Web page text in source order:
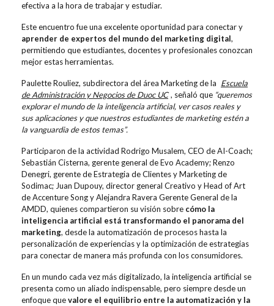
efectiva a la hora de trabajar y estudiar.
Este encuentro fue una excelente oportunidad para conectar y
aprender de expertos del mundo del marketing digital,
permitiendo que estudiantes, docentes y profesionales conozcan
mejor estas herramientas.
Paulette Rouliez, subdirectora del área Marketing de la Escuela
de Administración y Negocios de Duoc UC , señaló que “queremos
explorar el mundo de la inteligencia artificial, ver casos reales y
sus aplicaciones y que nuestros estudiantes de marketing estén a
la vanguardia de estos temas”.
Participaron de la actividad Rodrigo Musalem, CEO de AI-Coach;
Sebastián Cisterna, gerente general de Evo Academy; Renzo
Denegri, gerente de Estrategia de Clientes y Marketing de
Sodimac; Juan Dupouy, director general Creativo y Head of Art
de Accenture Song y Alejandra Ravera Gerente General de la
AMDD, quienes compartieron su visión sobre cómo la
inteligencia artificial está transformando el panorama del
marketing, desde la automatización de procesos hasta la
personalización de experiencias y la optimización de estrategias
para conectar de manera más profunda con los consumidores.
En un mundo cada vez más digitalizado, la inteligencia artificial se
presenta como un aliado indispensable, pero siempre desde un
enfoque quevalore el equilibrio entre la automatización y la